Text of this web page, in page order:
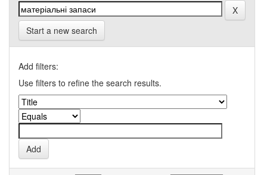
Start a new search
Add filters:
Use filters to refine the search results.